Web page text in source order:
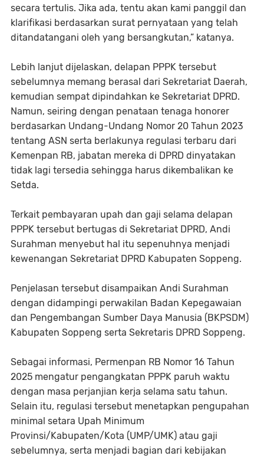
secara tertulis. Jika ada, tentu akan kami panggil dan
klarifikasi berdasarkan surat pernyataan yang telah
ditandatangani oleh yang bersangkutan,” katanya.
Lebih lanjut dijelaskan, delapan PPPK tersebut
sebelumnya memang berasal dari Sekretariat Daerah,
kemudian sempat dipindahkan ke Sekretariat DPRD.
Namun, seiring dengan penataan tenaga honorer
berdasarkan Undang-Undang Nomor 20 Tahun 2023
tentang ASN serta berlakunya regulasi terbaru dari
Kemenpan RB, jabatan mereka di DPRD dinyatakan
tidak lagi tersedia sehingga harus dikembalikan ke
Setda.
Terkait pembayaran upah dan gaji selama delapan
PPPK tersebut bertugas di Sekretariat DPRD, Andi
Surahman menyebut hal itu sepenuhnya menjadi
kewenangan Sekretariat DPRD Kabupaten Soppeng.
Penjelasan tersebut disampaikan Andi Surahman
dengan didampingi perwakilan Badan Kepegawaian
dan Pengembangan Sumber Daya Manusia (BKPSDM)
Kabupaten Soppeng serta Sekretaris DPRD Soppeng.
Sebagai informasi, Permenpan RB Nomor 16 Tahun
2025 mengatur pengangkatan PPPK paruh waktu
dengan masa perjanjian kerja selama satu tahun.
Selain itu, regulasi tersebut menetapkan pengupahan
minimal setara Upah Minimum
Provinsi/Kabupaten/Kota (UMP/UMK) atau gaji
sebelumnya, serta menjadi bagian dari kebijakan